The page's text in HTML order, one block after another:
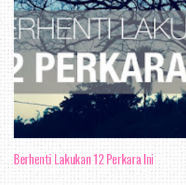
Berhenti Lakukan 12 Perkara Ini